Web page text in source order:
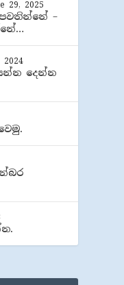
29, 2025
–
2024
දෙන්න